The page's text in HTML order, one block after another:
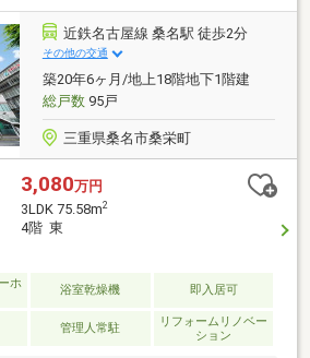
近鉄名古屋線 桑名駅 徒歩2分
その他の交通
築20年6ヶ月/地上18階地下1階建
総戸数95戸
三重県桑名市桑栄町
3,080万円
3LDK 75.58m2
4階 東
ホ
浴室乾燥機 即入居可
管理人常駐
リフォームリノベー
ション